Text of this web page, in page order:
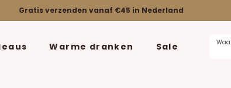
Gratis verzenden vanaf €45 in Nederland
Warme dranken Sale